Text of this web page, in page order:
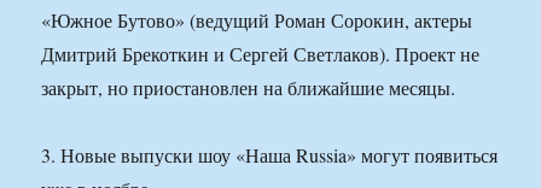
«Южное Бутово» (ведущий Роман Сорокин, актеры
Дмитрий Брекоткин и Сергей Светлаков). Проект не
закрыт, но приостановлен на ближайшие месяцы.
3. Новые выпуски шоу «Наша Russia» могут появиться